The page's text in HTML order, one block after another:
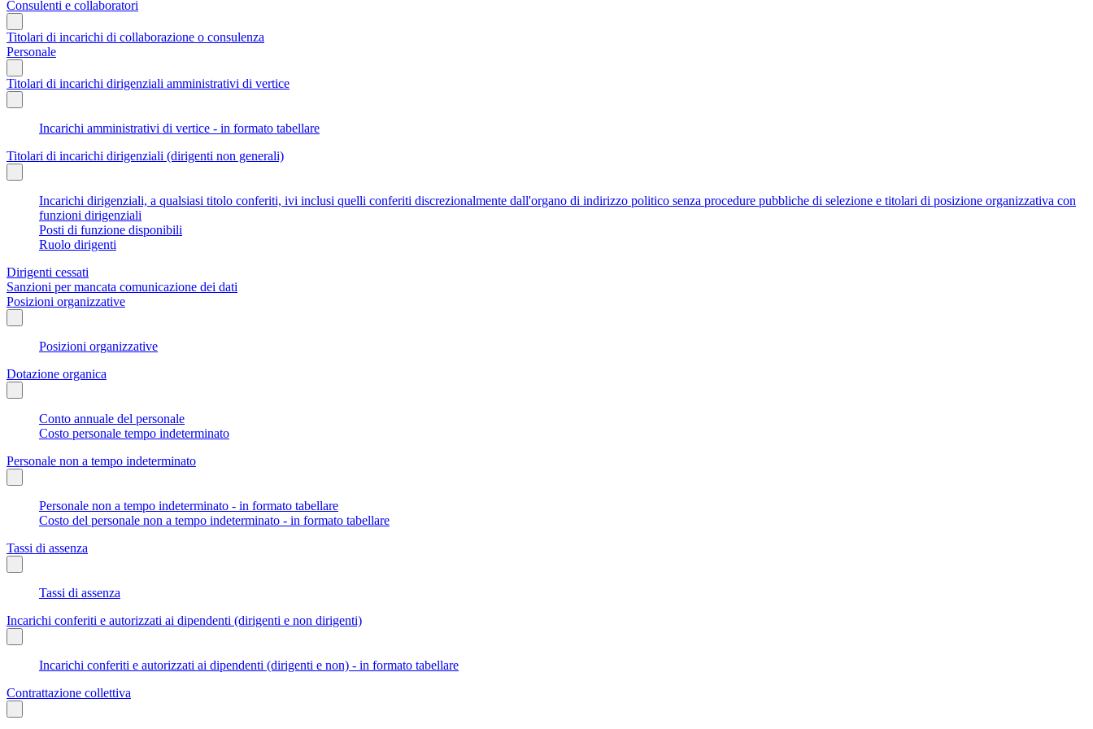
Consulenti e collaboratori
Titolari di incarichi di collaborazione o consulenza
Personale
Titolari di incarichi dirigenziali amministrativi di vertice
Incarichi amministrativi di vertice - in formato tabellare
Titolari di incarichi dirigenziali (dirigenti non generali)
Incarichi dirigenziali, a qualsiasi titolo conferiti, ivi inclusi quelli conferiti discrezionalmente dall'organo di indirizzo politico senza procedure pubbliche di selezione e titolari di posizione organizzativa con
funzioni dirigenziali
Posti di funzione disponibili
Ruolo dirigenti
Dirigenti cessati
Sanzioni per mancata comunicazione dei dati
Posizioni organizzative
Posizioni organizzative
Dotazione organica
Conto annuale del personale
Costo personale tempo indeterminato
Personale non a tempo indeterminato
Personale non a tempo indeterminato - in formato tabellare
Costo del personale non a tempo indeterminato - in formato tabellare
Tassi di assenza
Tassi di assenza
Incarichi conferiti e autorizzati ai dipendenti (dirigenti e non dirigenti)
Incarichi conferiti e autorizzati ai dipendenti (dirigenti e non) - in formato tabellare
Contrattazione collettiva